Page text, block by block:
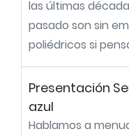
las últimas
pasado son sin
poliédricos si
Presentación
azul
Hablamos a